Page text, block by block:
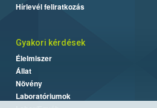
Hírlevél feliratkozás
Gyakori kérdések
Élelmiszer
Állat
Növény
Laboratóriumok